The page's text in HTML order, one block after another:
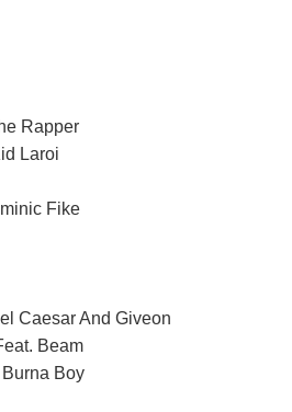
Rapper
Laroi
Fike
Caesar And Giveon
Beam
Boy